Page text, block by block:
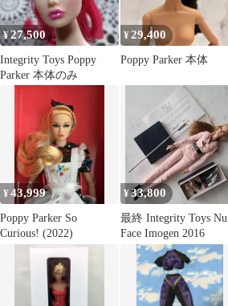
¥27,500
Integrity Toys Poppy
Parker 本体のみ
¥29,400
Poppy Parker 本体
¥43,999
Poppy Parker So
Curious! (2022)
¥33,800
最終 Integrity Toys Nu
Face Imogen 2016